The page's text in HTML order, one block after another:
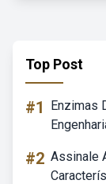
Top Post
#1
Enzimas
#2 Assinale